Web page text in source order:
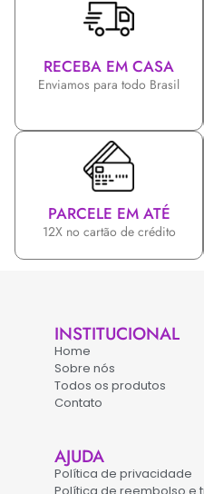
RECEBA EM CASA
Enviamos para todo Brasil
PARCELE EM ATÉ
12X no cartão de crédito
INSTITUCIONAL
Home
Sobre nós
Todos os produtos
Contato
AJUDA
Política de privacidade